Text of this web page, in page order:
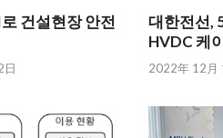
건설현장 안전
日
대한전선,
HVDC 케
2022年 12月